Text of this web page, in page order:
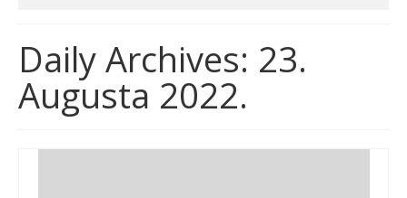
Službeni glasnici
Javne nabavke
Značajni datumi i manifestacije
Daily Archives: 23.
Augusta 2022.